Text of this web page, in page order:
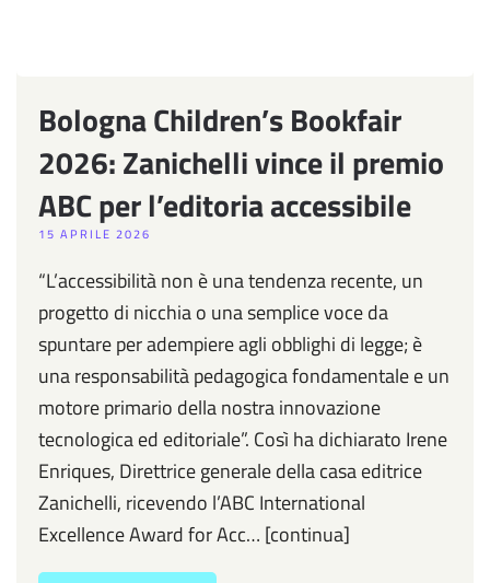
Bologna Children’s Bookfair
2026: Zanichelli vince il premio
ABC per l’editoria accessibile
15 APRILE 2026
“L’accessibilità non è una tendenza recente, un
progetto di nicchia o una semplice voce da
spuntare per adempiere agli obblighi di legge; è
una responsabilità pedagogica fondamentale e un
motore primario della nostra innovazione
tecnologica ed editoriale”. Così ha dichiarato Irene
Enriques, Direttrice generale della casa editrice
Zanichelli, ricevendo l’ABC International
Excellence Award for Acc… [continua]